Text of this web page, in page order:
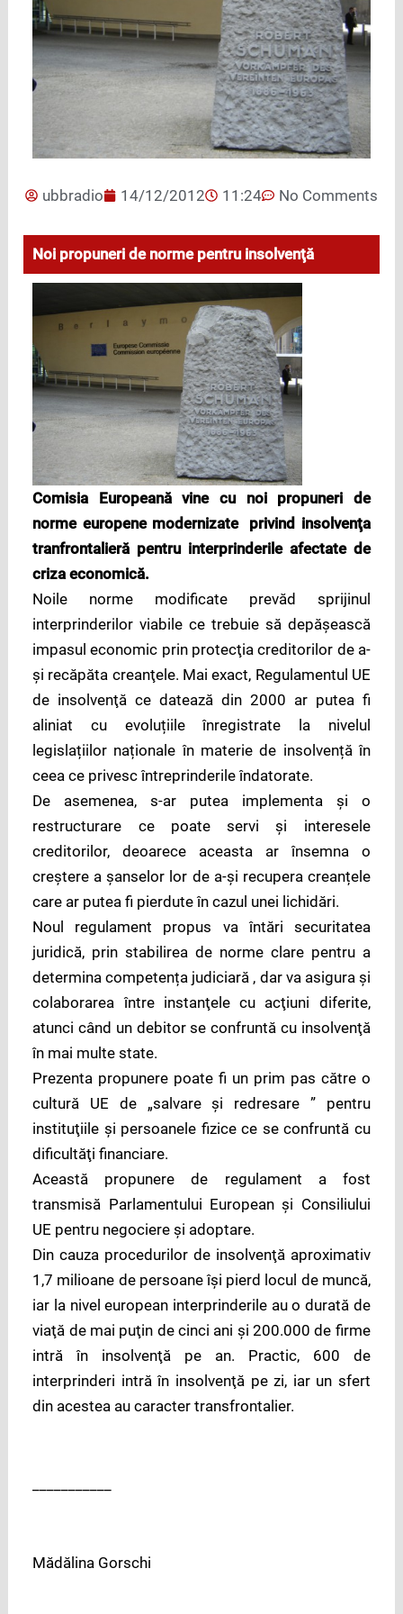
ubbradio 14/12/2012 11:24 No Comments
Noi propuneri de norme pentru insolvenţă
Comisia Europeană vine cu noi propuneri de
norme europene modernizate privind insolvenţa
tranfrontalieră pentru interprinderile afectate de
criza economică.
Noile norme modificate prevăd sprijinul
interprinderilor viabile ce trebuie să depăşească
impasul economic prin protecţia creditorilor de a-
şi recăpăta creanţele. Mai exact, Regulamentul UE
de insolvenţă ce datează din 2000 ar putea fi
aliniat cu evoluțiile înregistrate la nivelul
legislațiilor naționale în materie de insolvență în
ceea ce privesc întreprinderile îndatorate.
De asemenea, s-ar putea implementa şi o
restructurare ce poate servi şi interesele
creditorilor, deoarece aceasta ar însemna o
creștere a șanselor lor de a-și recupera creanțele
care ar putea fi pierdute în cazul unei lichidări.
Noul regulament propus va întări securitatea
juridică, prin stabilirea de norme clare pentru a
determina competența judiciară , dar va asigura şi
colaborarea între instanţele cu acţiuni diferite,
atunci când un debitor se confruntă cu insolvenţă
în mai multe state.
Prezenta propunere poate fi un prim pas către o
cultură UE de „salvare şi redresare ” pentru
instituţiile şi persoanele fizice ce se confruntă cu
dificultăţi financiare.
Această propunere de regulament a fost
transmisă Parlamentului European şi Consiliului
UE pentru negociere şi adoptare.
Din cauza procedurilor de insolvenţă aproximativ
1,7 milioane de persoane îşi pierd locul de muncă,
iar la nivel european interprinderile au o durată de
viaţă de mai puţin de cinci ani şi 200.000 de firme
intră în insolvenţă pe an. Practic, 600 de
interprinderi intră în insolvenţă pe zi, iar un sfert
din acestea au caracter transfrontalier.
Mădălina Gorschi